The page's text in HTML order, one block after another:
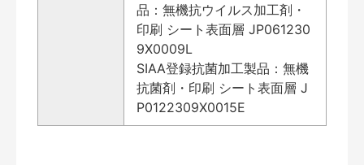
品：無機抗ウイルス加工剤・
印刷 シート表面層 JP061230
9X0009L
SIAA登録抗菌加工製品：無機
抗菌剤・印刷 シート表面層 J
P0122309X0015E